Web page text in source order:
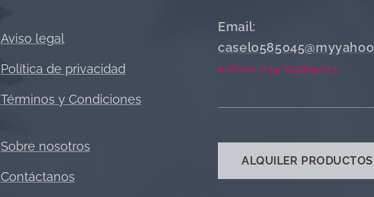
Aviso legal
Política de privacidad
Términos y Condiciones
Sobre nosotros
Contáctanos
Email:
eléfono: (+34) 655895723
ALQUILER PRODUCTOS